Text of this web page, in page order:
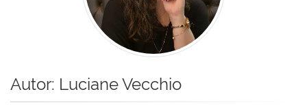
Autor: Luciane Vecchio